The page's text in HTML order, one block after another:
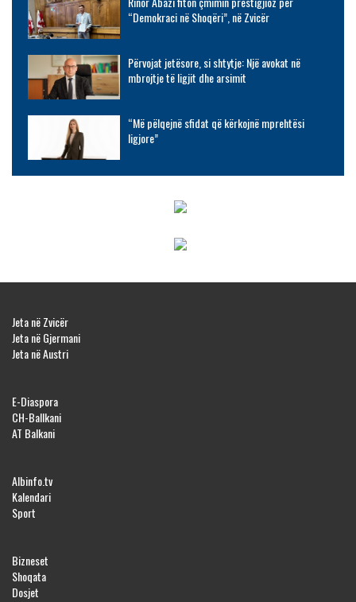
“Demokraci në Shoqëri”, në Zvicër
Përvojat jetësore, si shtytje: Një avokat në
mbrojtje të ligjit dhe arsimit
“Më pëlqejnë sfidat që kërkojnë mprehtësi
ligjore”
Jeta në Zvicër
Jeta në Gjermani
Jeta në Austri
E-Diaspora
CH-Ballkani
AT Balkani
Albinfo.tv
Kalendari
Sport
Bizneset
Shoqata
Dosjet